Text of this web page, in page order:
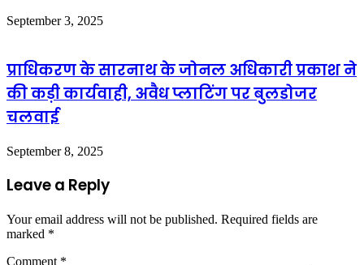
September 3, 2025
प्राधिकरण के सारनाथ के जोनल अधिकारी प्रकाश ने
की कड़ी कार्यवाही, अवैध प्लाटिंग पर बुलडोजर
चलवाई
September 8, 2025
Leave a Reply
Your email address will not be published. Required fields are
marked *
Comment *